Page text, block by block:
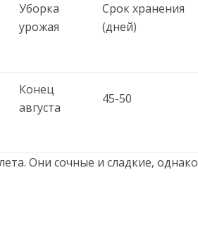
Уборка
урожая
Срок хранения
(дней)
Конец
августа
45-50
Они сочные и сладкие, однако